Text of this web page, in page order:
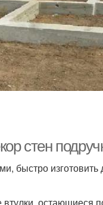
стен
быстро